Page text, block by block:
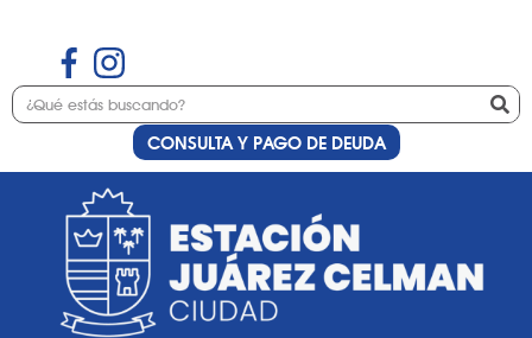
CONSULTA Y PAGO DE DEUDA